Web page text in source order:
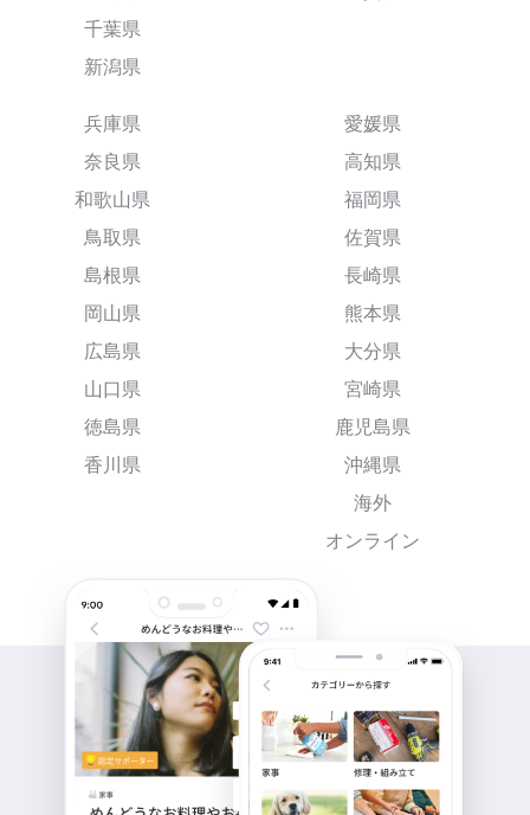
千葉県
新潟県
兵庫県
奈良県
和歌山県
鳥取県
島根県
岡山県
広島県
山口県
徳島県
香川県
愛媛県
高知県
福岡県
佐賀県
長崎県
熊本県
大分県
宮崎県
鹿児島県
沖縄県
海外
オンライン